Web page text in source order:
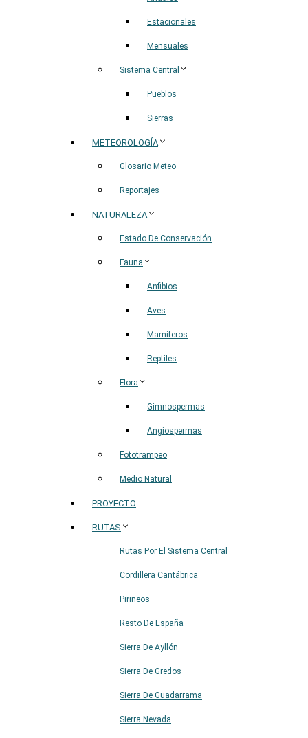
Estacionales
Mensuales
Sistema Central
Pueblos
Sierras
METEOROLOGÍA
Glosario Meteo
Reportajes
NATURALEZA
Estado De Conservación
Fauna
Anfibios
Aves
Mamíferos
Reptiles
Flora
Gimnospermas
Angiospermas
Fototrampeo
Medio Natural
PROYECTO
RUTAS
Rutas Por El Sistema Central
Cordillera Cantábrica
Pirineos
Resto De España
Sierra De Ayllón
Sierra De Gredos
Sierra De Guadarrama
Sierra Nevada